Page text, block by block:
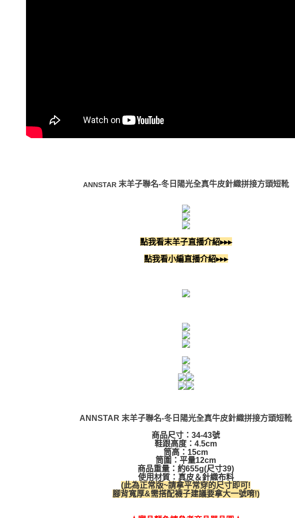
ANNSTAR 末羊子聯名-冬日陽光全真牛皮針織拼接方頭短靴
點我看末羊子直播介紹▸▸▸
點我看小編直播介紹▸▸▸
ANNSTAR 末羊子聯名-冬日陽光全真牛皮針織拼接方頭短靴
商品尺寸：34-43號
鞋跟高度：4.5cm
筒高：15cm
筒圍：平量12cm
商品重量：約655g(尺寸39)
使用材質：真皮＆針織布料
(此為正常版~請拿平常穿的尺寸即可!
腳背寬厚&需搭配襪子建議要拿大一號唷!)